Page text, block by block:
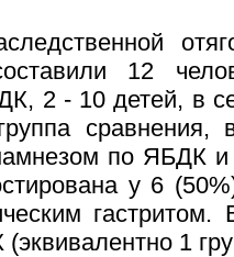
12
2 - 10 детей, в
по ЯБДК и
у 6
1